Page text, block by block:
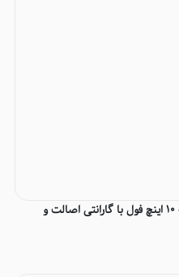
اسپیکر شرکتی EVER ,1022 با دو ساب 10 اینچ فول با گارانتی اصالت و